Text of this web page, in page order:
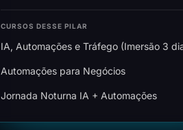
CURSOS DESSE PILAR
IA, Automações e Tráfego (Imersão 3
Automações para Negócios
Jornada Noturna IA + Automações